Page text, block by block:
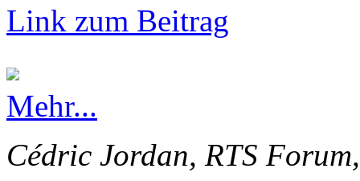
Link zum Beitrag
Mehr...
Cédric Jordan, RTS